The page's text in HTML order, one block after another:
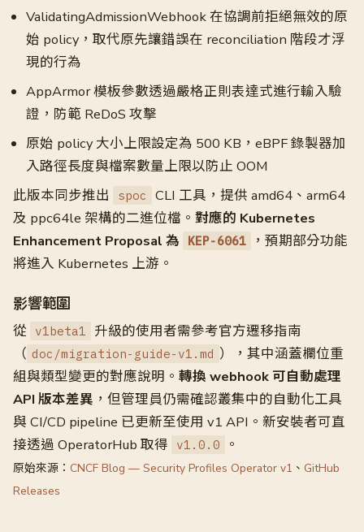
ValidatingAdmissionWebhook 在協調前拒絕無效的原
始 policy，取代原先讓錯誤在 reconciliation 階段才浮
現的行為
AppArmor 模板參數透過嚴格正則表達式進行輸入驗
證，防範 ReDoS 攻擊
原始 policy 大小上限設定為 500 KB，eBPF 錄製器加
入路徑長度與檔案數量上限以防止 OOM
此版本同步推出
spoc
CLI 工具，提供 amd64、arm64
及 ppc64le 架構的二進位檔。 對應的 Kubernetes
Enhancement Proposal 為
KEP-6061
，預期部分功能
將進入 Kubernetes 上游。
影響範圍
從 v1beta1
升級的使用者需參考官方遷移指南
（ doc/migration-guide-v1.md ），其中涵蓋欄位重
組與類型變更的對應說明。 轉換 webhook 可自動處理
API 版本差異 ，但管理員仍需確認叢集中的自動化工具
與 CI/CD pipeline 已更新至使用 v1 API。新安裝者可直
接透過 OperatorHub 取得
v1.0.0 。
原始來源： CNCF Blog — Security Profiles Operator v1 、 GitHub
Releases